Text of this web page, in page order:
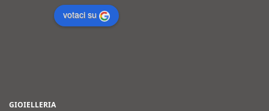
votaci su
GIOIELLERIA